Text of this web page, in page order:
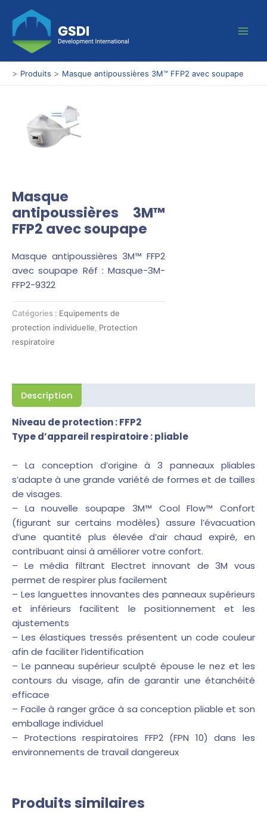
contenu
> Produits > Masque antipoussières 3M™ FFP2 avec soupape
Masque
antipoussières 3M™
FFP2 avec soupape
Masque antipoussières 3M™ FFP2
avec soupape Réf :Masque-3M-
FFP2-9322
Catégories : Equipements de
protection individuelle Protection
respiratoire
Description
Niveau de protection : FFP2
Type d’appareil respiratoire : pliable
– La conception d’origine à 3 panneaux pliables
s’adapte à une grande variété de formes et de tailles
de visages.
– La nouvelle soupape 3M™ Cool Flow™ Confort
(figurant sur certains modèles) assure l’évacuation
d’une quantité plus élevée d’air chaud expiré, en
contribuant ainsi à améliorer votre confort.
– Le média filtrant Electret innovant de 3M vous
permet de respirer plus facilement
– Les languettes innovantes des panneaux supérieurs
et inférieurs facilitent le positionnement et les
ajustements
– Les élastiques tressés présentent un code couleur
afin de faciliter l’identification
– Le panneau supérieur sculpté épouse le nez et les
contours du visage, afin de garantir une étanchéité
efficace
– Facile à ranger grâce à sa conception pliable et son
emballage individuel
– Protections respiratoires FFP2 (FPN 10) dans les
environnements de travail dangereux
Produits similaires